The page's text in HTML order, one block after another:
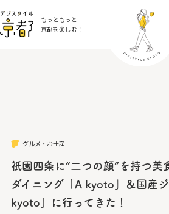
もっともっと
京都を楽しむ！
グルメ・お土産
祇園四条に“二つの顔”を持つ
ダイニング「A kyoto」＆国産
kyoto」に行ってきた！